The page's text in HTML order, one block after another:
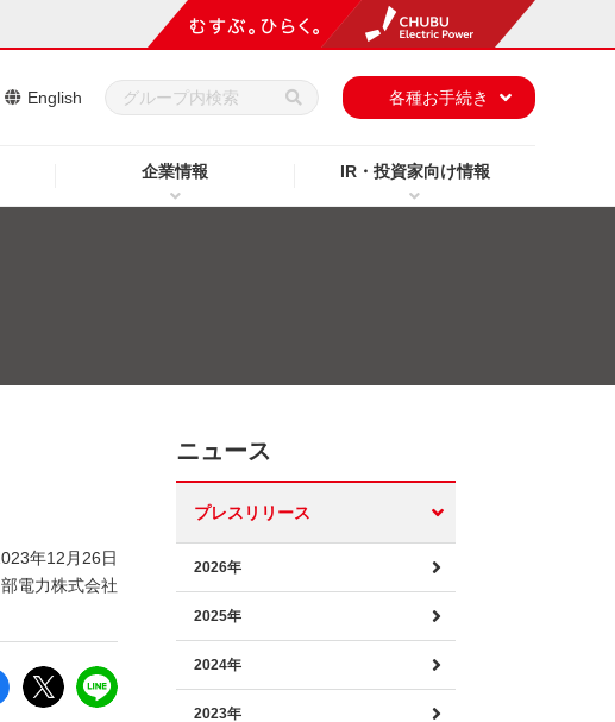
企業情報 IR・投資家向け情報
English 各種お手続き
年12月26日
電力株式会社
ニュース
プレスリリース
2026年
2025年
2024年
2023年